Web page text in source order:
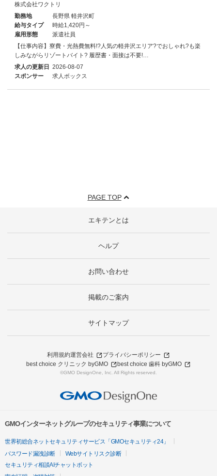
株式会社ワクトリ
勤務地
長野県 軽井沢町
給与タイプ
時給1,420円～
雇用形態
派遣社員
【仕事内容】寮費・光熱費無料!?人気の軽井沢エリア?でおしゃれ?も楽
しみながらリゾートバイト? 履歴書・面接は不要!…
求人の更新日 2026-08-07
スポンサー
求人ボックス
PAGE TOP
エキテンとは
ヘルプ
お問い合わせ
掲載のご案内
サイトマップ
利用規約運営会社
プライバシーポリシー
best choice クリニック byGMO
best choice 歯科 byGMO
©GMO DesignOne, Inc. All Rights reserved.
GMOインターネットグループのセキュリティ事業について
世界初総合ネットセキュリティサービス「GMOセキュリティ24」
パスワード漏洩診断
Webサイトリスク診断
セキュリティ相談AIチャットボット